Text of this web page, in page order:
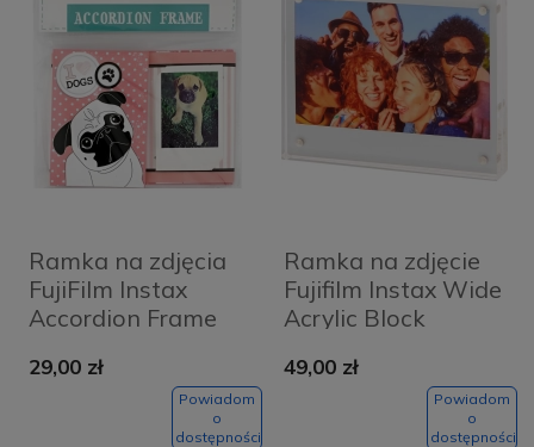
Ramka na zdjęcia
FujiFilm Instax
Accordion Frame
29,00 zł
Powiadom
o
dostępności
Ramka na zdjęcie
Fujifilm Instax Wide
Acrylic Block
Clear
49,00 zł
Powiadom
o
dostępności